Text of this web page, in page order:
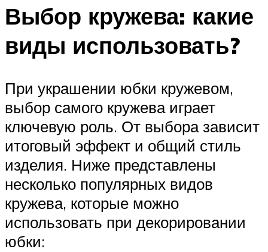
Выбор кружева: какие
виды использовать?
При украшении юбки кружевом,
выбор самого кружева играет
ключевую роль. От выбора зависит
итоговый эффект и общий стиль
изделия. Ниже представлены
несколько популярных видов
кружева, которые можно
использовать при декорировании
юбки: